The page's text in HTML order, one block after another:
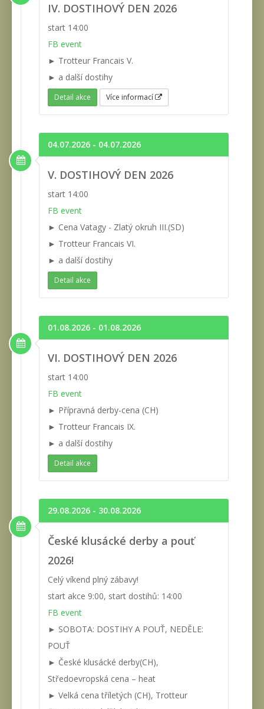
IV. DOSTIHOVÝ DEN 2026
start 14:00
FB event
► Trotteur Francais V.
► a další dostihy
Detail akce Více informací
04.07.2026 - 04.07.2026
V. DOSTIHOVÝ DEN 2026
start 14:00
FB event
► Cena Vatagy - Zlatý okruh III.(SD)
► Trotteur Francais VI.
► a další dostihy
Detail akce
01.08.2026 - 01.08.2026
VI. DOSTIHOVÝ DEN 2026
start 14:00
FB event
► Přípravná derby-cena (CH)
► Trotteur Francais IX.
► a další dostihy
Detail akce
29.08.2026 - 30.08.2026
České klusácké derby a pouť
2026!
Celý víkend plný zábavy!
start akce 9:00, start dostihů: 14:00
FB event
► SOBOTA: DOSTIHY A POUŤ, NEDĚLE:
POUŤ
► České klusácké derby(CH),
Středoevropská cena – heat
► Velká cena tříletých (CH), Trotteur